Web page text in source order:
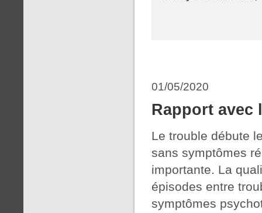
01/05/2020
Rapport avec
Le trouble débute
sans symptômes
importante. La
épisodes entre
symptômes